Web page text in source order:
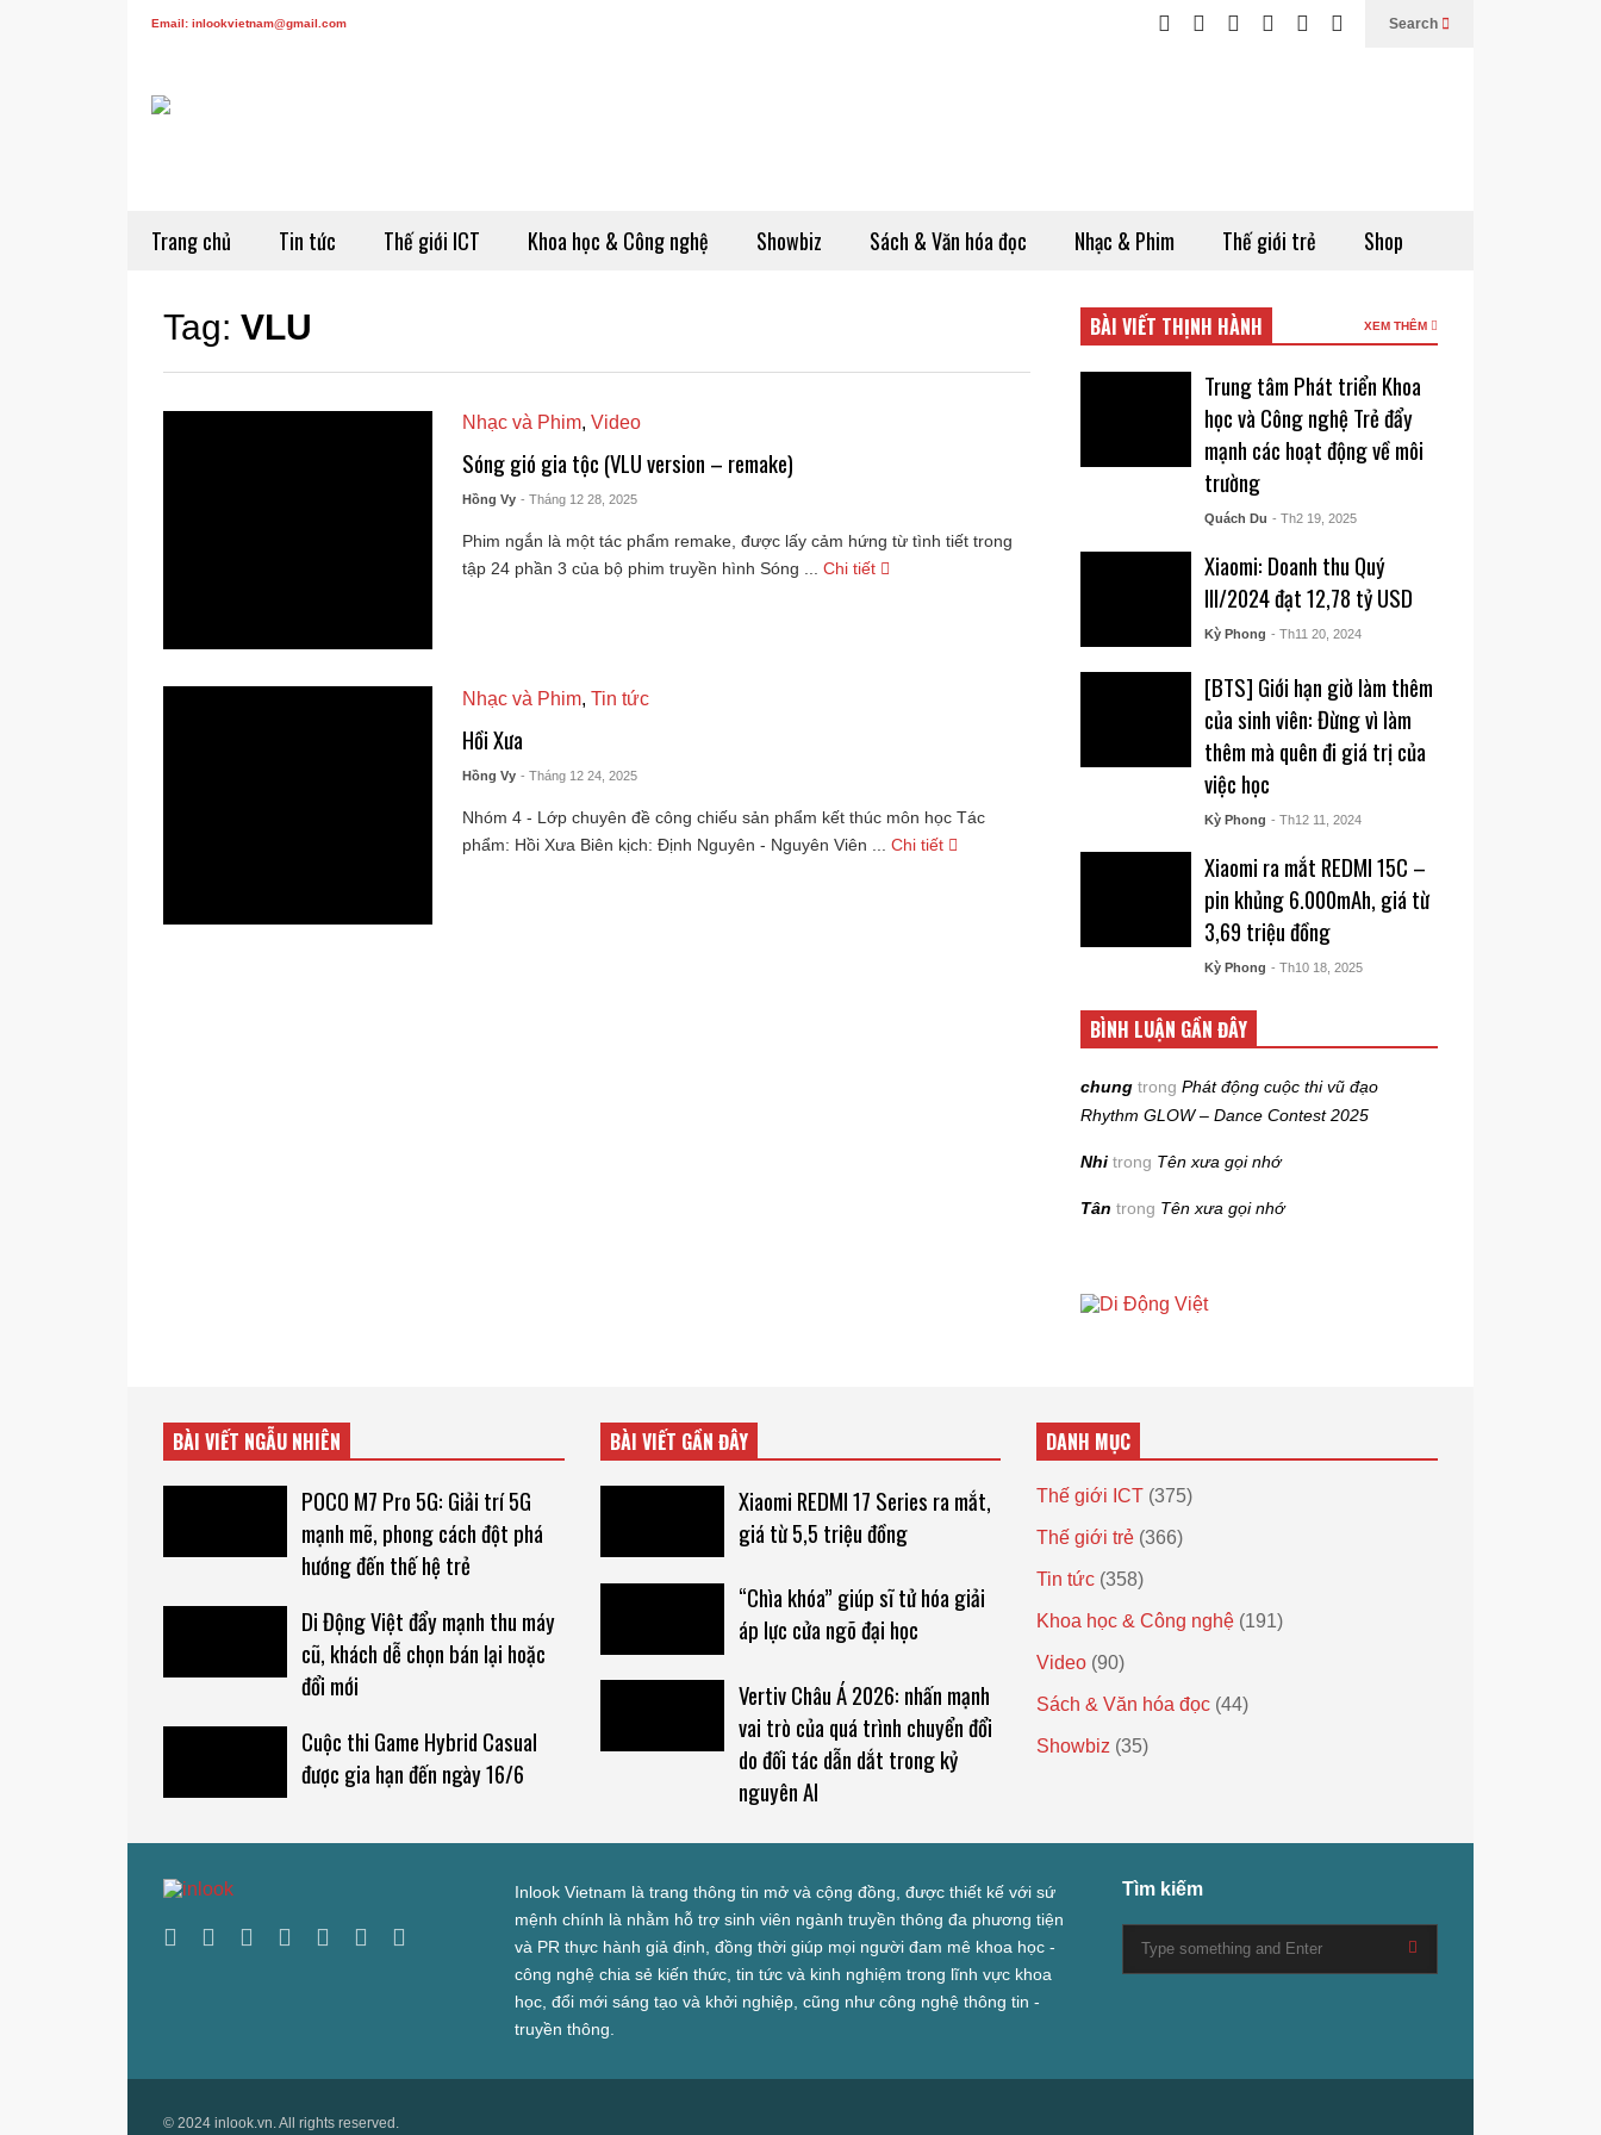
Email: inlookvietnam@gmail.com Search
Trang chủ Tin tức Thế giới ICT Khoa học & Công nghệ Showbiz Sách & Văn hóa đọc Nhạc & Phim Thế giới trẻ Shop
Tag: VLU
Nhạc và Phim, Video
Sóng gió gia tộc (VLU version – remake)
Hồng Vy - Tháng 12 28, 2025
Phim ngắn là một tác phẩm remake, được lấy cảm hứng từ tình tiết trong
tập 24 phần 3 của bộ phim truyền hình Sóng ...
Chi tiết
Nhạc và Phim, Tin tức
Hồi Xưa
Hồng Vy - Tháng 12 24, 2025
Nhóm 4 - Lớp chuyên đề công chiếu sản phẩm kết thúc môn học Tác
phẩm: Hồi Xưa Biên kịch: Định Nguyên - Nguyên Viên ...
Chi tiết
BÀI VIẾT THỊNH HÀNH XEM THÊM
Trung tâm Phát triển Khoa
học và Công nghệ Trẻ đẩy
mạnh các hoạt động về môi
trường
Quách Du - Th2 19, 2025
Xiaomi: Doanh thu Quý
III/2024 đạt 12,78 tỷ USD
Kỳ Phong - Th11 20, 2024
[BTS] Giới hạn giờ làm thêm
của sinh viên: Đừng vì làm
thêm mà quên đi giá trị của
việc học
Kỳ Phong - Th12 11, 2024
Xiaomi ra mắt REDMI 15C –
pin khủng 6.000mAh, giá từ
3,69 triệu đồng
Kỳ Phong - Th10 18, 2025
BÌNH LUẬN GẦN ĐÂY
chung trongPhát động cuộc thi vũ đạo
Rhythm GLOW – Dance Contest 2025
Nhi trong Tên xưa gọi nhớ
Tân trong Tên xưa gọi nhớ
BÀI VIẾT NGẪU NHIÊN
POCO M7 Pro 5G: Giải trí 5G
mạnh mẽ, phong cách đột phá
hướng đến thế hệ trẻ
Di Động Việt đẩy mạnh thu máy
cũ, khách dễ chọn bán lại hoặc
đổi mới
Cuộc thi Game Hybrid Casual
được gia hạn đến ngày 16/6
BÀI VIẾT GẦN ĐÂY
Xiaomi REDMI 17 Series ra mắt,
giá từ 5,5 triệu đồng
“Chìa khóa” giúp sĩ tử hóa giải
áp lực cửa ngõ đại học
Vertiv Châu Á 2026: nhấn mạnh
vai trò của quá trình chuyển đổi
do đối tác dẫn dắt trong kỷ
nguyên AI
DANH MỤC
Thế giới ICT (375)
Thế giới trẻ (366)
Tin tức (358)
Khoa học & Công nghệ (191)
Video (90)
Sách & Văn hóa đọc (44)
Showbiz (35)
Inlook Vietnam là trang thông tin mở và cộng đồng, được thiết kế với sứ
mệnh chính là nhằm hỗ trợ sinh viên ngành truyền thông đa phương tiện
và PR thực hành giả định, đồng thời giúp mọi người đam mê khoa học -
công nghệ chia sẻ kiến thức, tin tức và kinh nghiệm trong lĩnh vực khoa
học, đổi mới sáng tạo và khởi nghiệp, cũng như công nghệ thông tin -
truyền thông.
Tìm kiếm
© 2024 inlook.vn. All rights reserved.